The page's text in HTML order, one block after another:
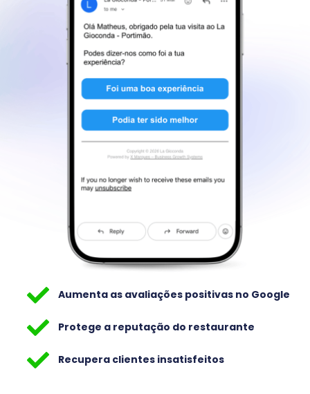
Aumenta as avaliações positivas no Google
Protege a reputação do restaurante
Recupera clientes insatisfeitos